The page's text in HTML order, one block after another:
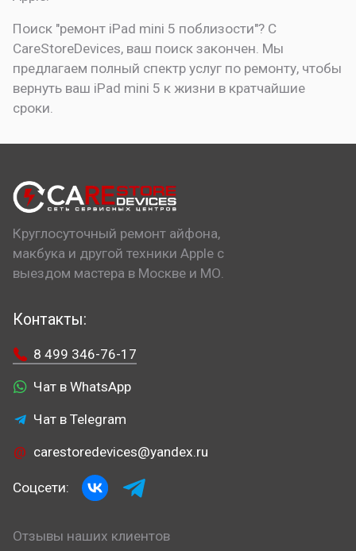
Поиск "ремонт iPad mini 5 поблизости"? С
CareStoreDevices, ваш поиск закончен. Мы
предлагаем полный спектр услуг по ремонту, чтобы
вернуть ваш iPad mini 5 к жизни в кратчайшие
сроки.
Круглосуточный ремонт айфона,
макбука и другой техники Apple с
выездом мастера в Москве и МО.
Контакты:
8 499 346-76-17
Чат в WhatsApp
Чат в Telegram
carestoredevices@yandex.ru
Соцсети:
Отзывы наших клиентов